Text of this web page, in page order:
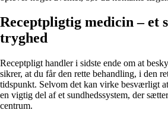
Receptpligtig medicin – et
tryghed
Receptpligt handler i sidste ende om at
sikrer, at du får den rette behandling, i den
tidspunkt. Selvom det kan virke besværligt
en vigtig del af et sundhedssystem, der
centrum.